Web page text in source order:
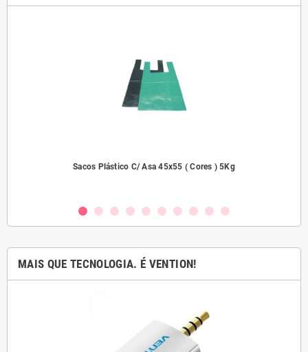
Sacos Plástico C/ Asa 45x55 ( Cores ) 5Kg
MAIS QUE TECNOLOGIA. É VENTION!